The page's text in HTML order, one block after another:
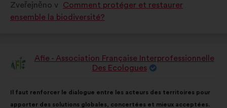
Zveřejněno v
Comment protéger et restaurer
ensemble la biodiversité?
Návrh:
Afie - Association Française Interprofessionnelle
Des Ecologues
návrhu:
Il faut renforcer le dialogue entre les acteurs des territoires pour
apporter des solutions globales, concertées et mieux acceptées.
distribucí: